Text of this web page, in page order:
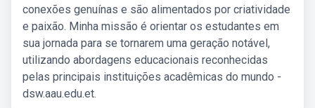
conexões genuínas e são alimentados por criatividade
e paixão. Minha missão é orientar os estudantes em
sua jornada para se tornarem uma geração notável,
utilizando abordagens educacionais reconhecidas
pelas principais instituições acadêmicas do mundo -
dsw.aau.edu.et.